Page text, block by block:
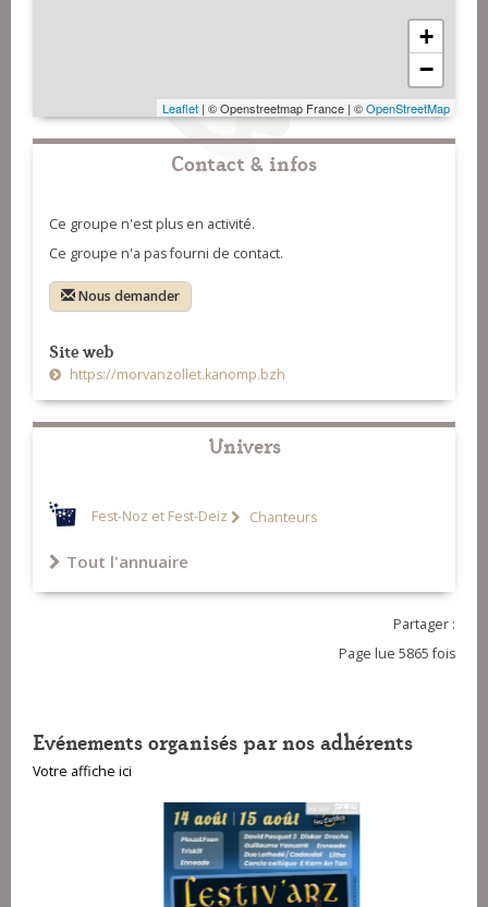
+
−
Leaflet | © Openstreetmap France | ©OpenStreetMap
Contact & infos
Ce groupe n'est plus en activité.
Ce groupe n'a pas fourni de contact.
Nous demander
Site web
https://morvanzollet.kanomp.bzh
Univers
Fest-Noz et Fest-Deiz Chanteurs
Tout l'annuaire
Partager :
Page lue 5865 fois
Evénements organisés par nos adhérents
Votre affiche ici